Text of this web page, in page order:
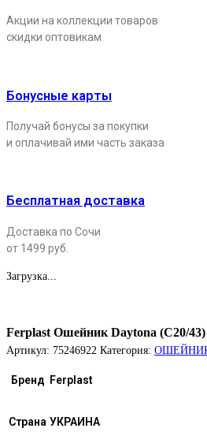
Акции на коллекции товаров
скидки оптовикам
Бонусные карты
Получай бонусы за покупки
и оплачивай ими часть заказа
Бесплатная доставка
Доставка по Сочи
от 1499 руб.
Загрузка...
Ferplast Ошейник Daytona (C20/
Артикул: 75246922 Категория:
Бренд Ferplast
Страна УКРАИНА